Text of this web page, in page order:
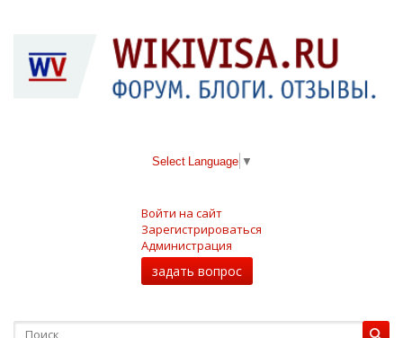
Select Language ▼
Войти на сайт
Зарегистрироваться
Администрация
задать вопрос